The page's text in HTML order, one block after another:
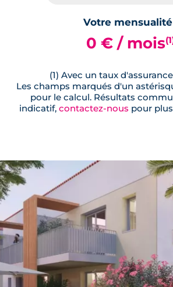
Votre
0 € / mois
(1) Avec un taux
Les champs marqués d'un
pour le calcul. Résultats
indicatif, contactez-nous pour